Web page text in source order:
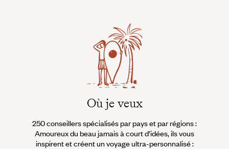
Où je veux
250 conseillers spécialisés par pays et par régions :
Amoureux du beau jamais à court d’idées, ils vous
inspirent et créent un voyage ultra-personnalisé :